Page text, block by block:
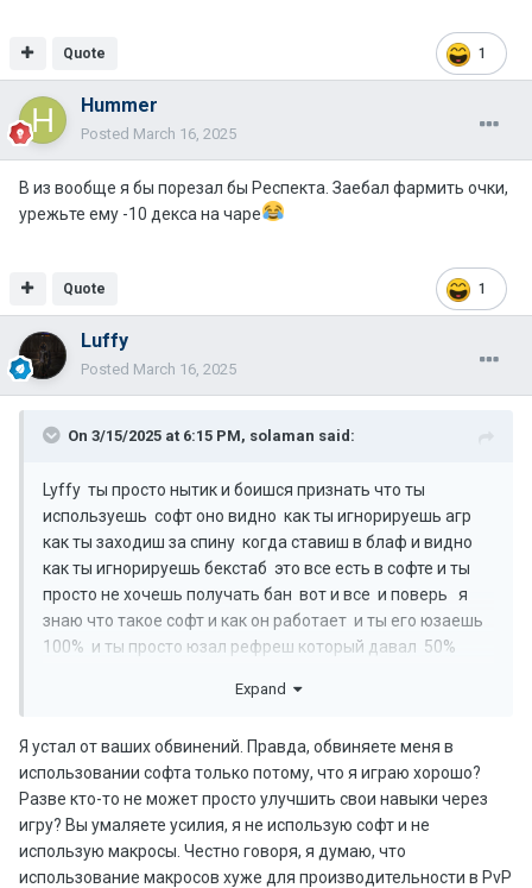
1
Quote
Hummer
Posted March 16, 2025
В из вообще я бы порезал бы Респекта. Заебал фармить очки,
урежьте ему -10 декса на чаре
1
Quote
Luffy
Posted March 16, 2025
On 3/15/2025 at 6:15 PM, solaman said:
Lyffy ты просто нытик и боишся признать что ты
используешь софт оно видно как ты игнорируешь агр
как ты заходиш за спину когда ставиш в блаф и видно
как ты игнорируешь бекстаб это все есть в софте и ты
просто не хочешь получать бан вот и все и поверь я
знаю что такое софт и как он работает и ты его юзаешь
100% и ты просто юзал рефреш который давал 50%
пользовался а щас пофиксили рефреш и как тебе
Expand
Я устал от ваших обвинений. Правда, обвиняете меня в
использовании софта только потому, что я играю хорошо?
Разве кто-то не может просто улучшить свои навыки через
игру? Вы умаляете усилия, я не использую софт и не
использую макросы. Честно говоря, я думаю, что
использование макросов хуже для производительности в PvP